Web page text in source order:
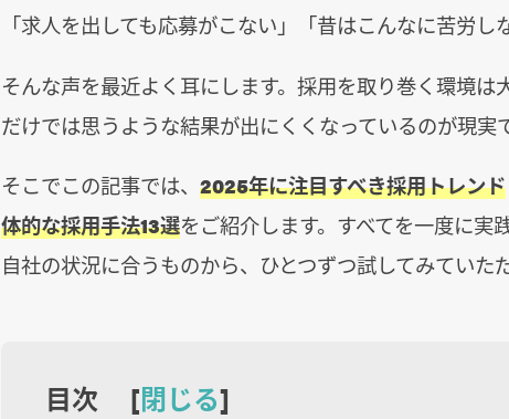
「求人を出しても応募がこない」「昔はこんなに苦労し
そんな声を最近よく耳にします。採用を取り巻く環境は
だけでは思うような結果が出にくくなっているのが現実
そこでこの記事では、 2025年に注目すべき採用トレンド
体的な採用手法13選をご紹介します。すべてを一度に実
自社の状況に合うものから、ひとつずつ試してみていた
目次 [閉じる]